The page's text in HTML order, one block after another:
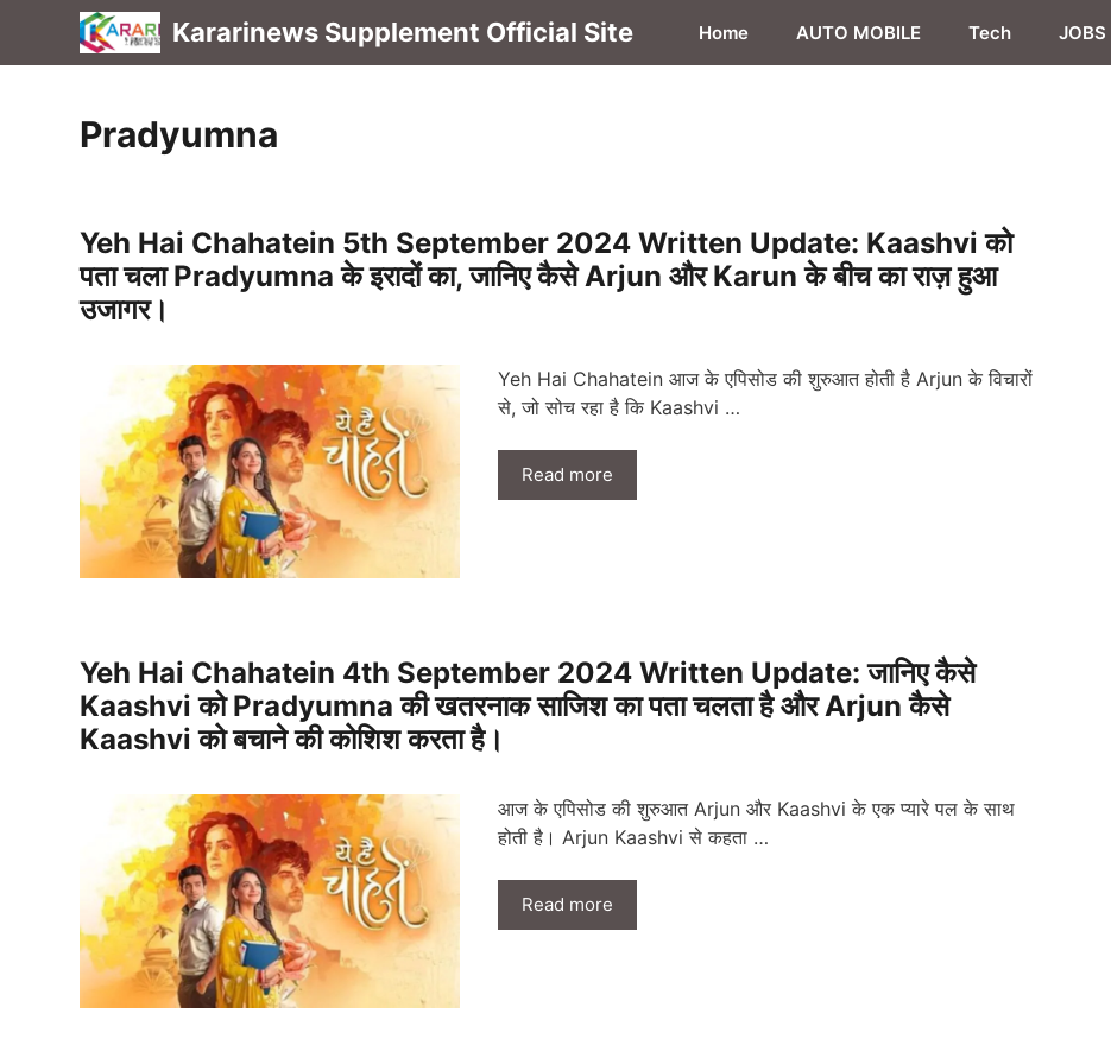
content
Kararinews Supplement Official Site Home AUTO MOBILE Tech JOBS
Pradyumna
Yeh Hai Chahatein 5th September 2024 Written Update: Kaashvi को
पता चला Pradyumna के इरादों का, जानिए कैसे Arjun और Karun के बीच का राज़ हुआ
उजागर।
Yeh Hai Chahatein आज के एपिसोड की शुरुआत होती है Arjun के विचारों
से, जो सोच रहा है कि Kaashvi …
Read more
Yeh Hai Chahatein 4th September 2024 Written Update: जानिए कैसे
Kaashvi को Pradyumna की खतरनाक साजिश का पता चलता है और Arjun कैसे
Kaashvi को बचाने की कोशिश करता है।
आज के एपिसोड की शुरुआत Arjun और Kaashvi के एक प्यारे पल के साथ
होती है। Arjun Kaashvi से कहता …
Read more